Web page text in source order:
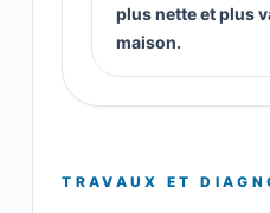
plus nette et plus
maison.
TRAVAUX ET